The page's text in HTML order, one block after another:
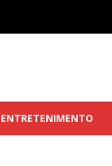
ENTRETENIMENTO